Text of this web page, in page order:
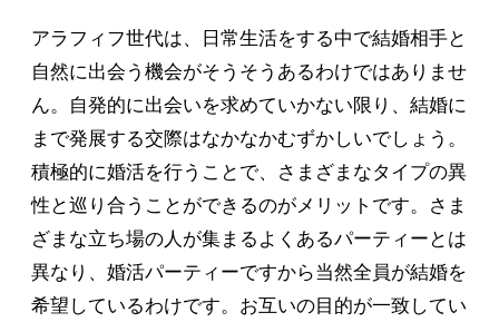
アラフィフ世代は、日常生活をする中で結婚相手と
自然に出会う機会がそうそうあるわけではありませ
ん。自発的に出会いを求めていかない限り、結婚に
まで発展する交際はなかなかむずかしいでしょう。
積極的に婚活を行うことで、さまざまなタイプの異
性と巡り合うことができるのがメリットです。さま
ざまな立ち場の人が集まるよくあるパーティーとは
異なり、婚活パーティーですから当然全員が結婚を
希望しているわけです。お互いの目的が一致してい